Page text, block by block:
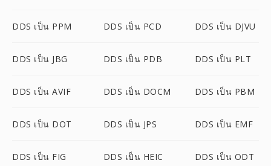
DDS เป็น PPM DDS เป็น PCD DDS เป็น DJVU
DDS เป็น JBG DDS เป็น PDB DDS เป็น PLT
DDS เป็น AVIF DDS เป็น DOCM DDS เป็น PBM
DDS เป็น DOT DDS เป็น JPS DDS เป็น EMF
DDS เป็น FIG DDS เป็น HEIC DDS เป็น ODT